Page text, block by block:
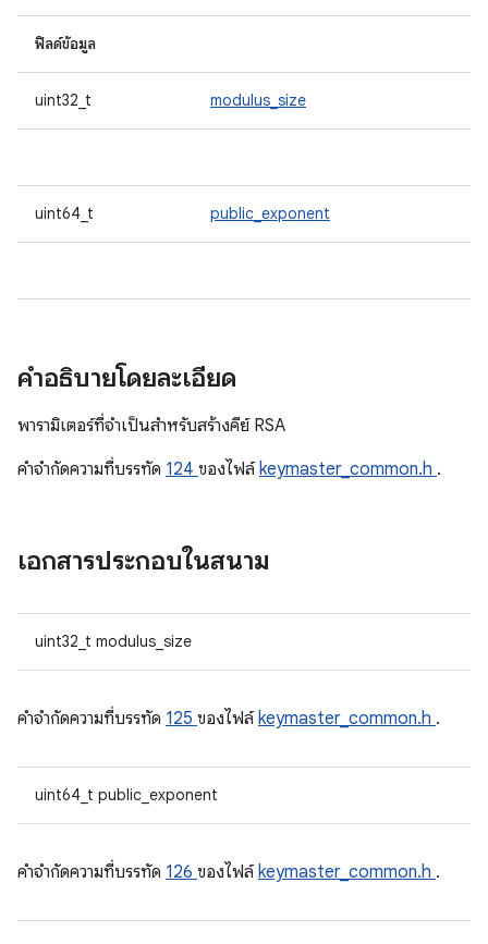
ฟิลด์ข้อมูล
uint32_t modulus_size
uint64_t public_exponent
คำอธิบายโดยละเอียด
พารามิเตอร์ที่จําเป็นสําหรับสร้างคีย์ RSA
คําจํากัดความที่บรรทัด 124 ของไฟล์keymaster_common.h .
เอกสารประกอบในสนาม
uint32_t modulus_size
คําจํากัดความที่บรรทัด 125 ของไฟล์keymaster_common.h .
uint64_t public_exponent
คําจํากัดความที่บรรทัด 126 ของไฟล์keymaster_common.h .